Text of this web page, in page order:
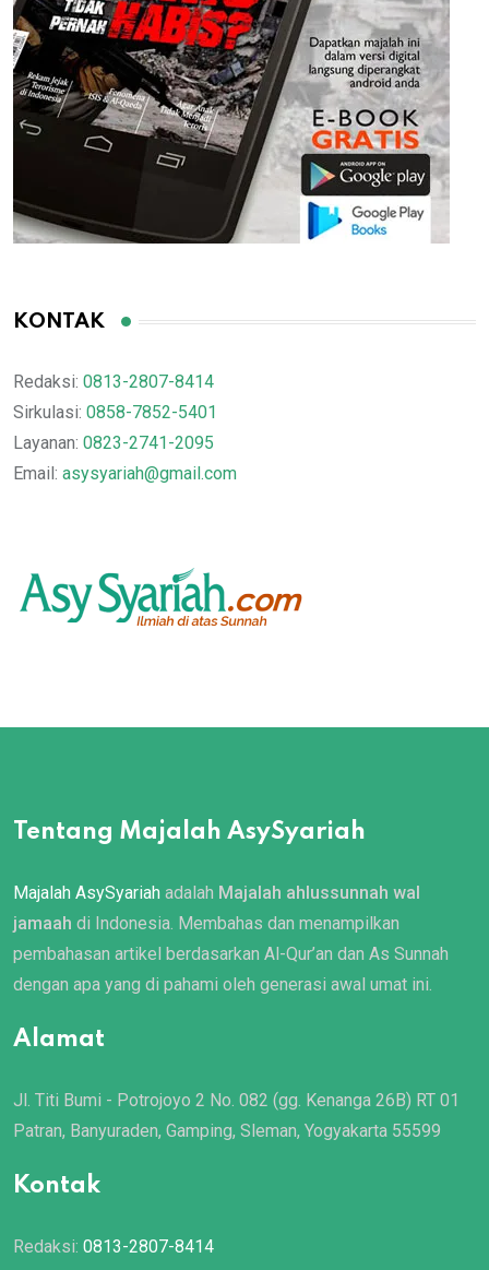
KONTAK
Redaksi: 0813-2807-8414
Sirkulasi: 0858-7852-5401
Layanan: 0823-2741-2095
Email: asysyariah@gmail.com
Tentang Majalah AsySyariah
Majalah AsySyariah adalah Majalah ahlussunnah wal
jamaah di Indonesia. Membahas dan menampilkan
pembahasan artikel berdasarkan Al-Qur’an dan As Sunnah
dengan apa yang di pahami oleh generasi awal umat ini.
Alamat
Jl. Titi Bumi - Potrojoyo 2 No. 082 (gg. Kenanga 26B) RT 01
Patran, Banyuraden, Gamping, Sleman, Yogyakarta 55599
Kontak
Redaksi: 0813-2807-8414